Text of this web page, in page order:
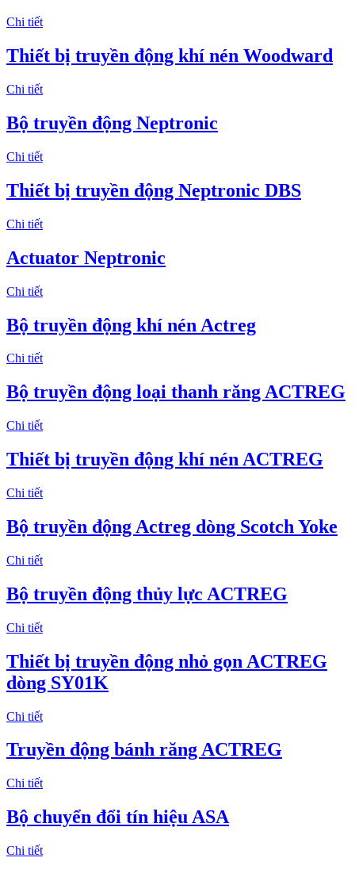
Chi tiết
Thiết bị truyền động khí nén Woodward
Chi tiết
Bộ truyền động Neptronic
Chi tiết
Thiết bị truyền động Neptronic DBS
Chi tiết
Actuator Neptronic
Chi tiết
Bộ truyền động khí nén Actreg
Chi tiết
Bộ truyền động loại thanh răng ACTREG
Chi tiết
Thiết bị truyền động khí nén ACTREG
Chi tiết
Bộ truyền động Actreg dòng Scotch Yoke
Chi tiết
Bộ truyền động thủy lực ACTREG
Chi tiết
Thiết bị truyền động nhỏ gọn ACTREG
dòng SY01K
Chi tiết
Truyền động bánh răng ACTREG
Chi tiết
Bộ chuyển đổi tín hiệu ASA
Chi tiết